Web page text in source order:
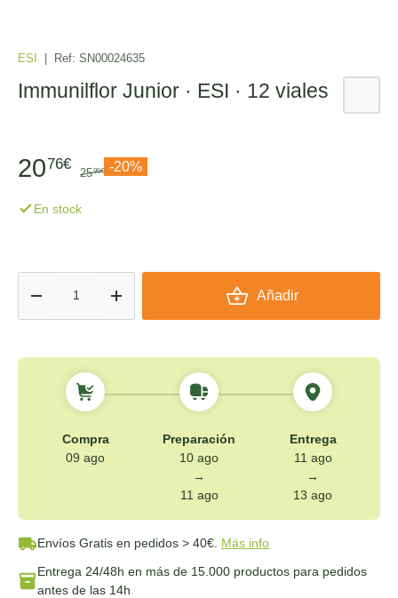
ESI | Ref: SN00024635
Immunilflor Junior · ESI · 12 viales
2076€
2595€ -20%
En stock
Añadir
+
Compra
09 ago
Preparación
10 ago
→
11 ago
Entrega
11 ago
→
13 ago
Envíos Gratis en pedidos > 40€. Más info
Entrega 24/48h en más de 15.000 productos para pedidos
antes de las 14h